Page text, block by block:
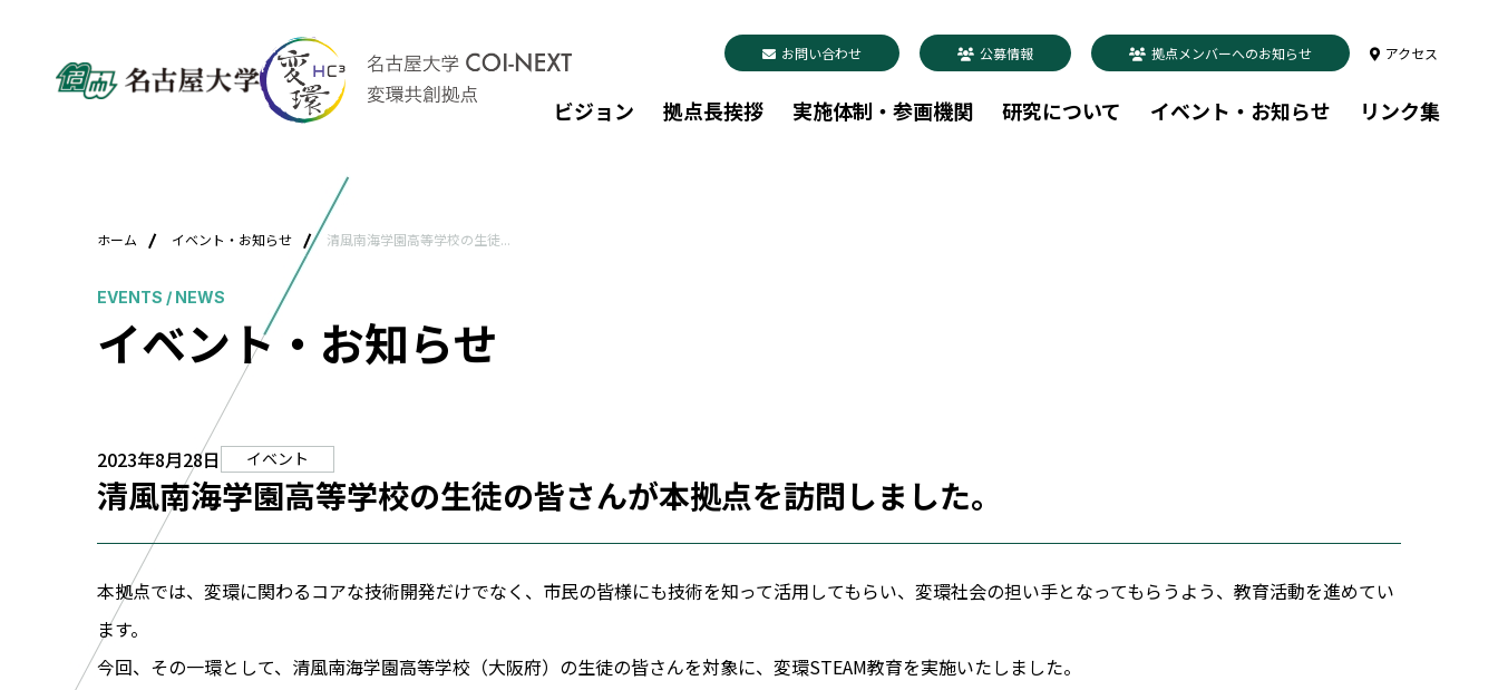
お問い合わせ 公募情報 拠点メンバーへのお知らせ アクセス
ビジョン 拠点長挨拶 実施体制・参画機関 研究について イベント・お知らせ リンク集
ホーム イベント・お知らせ 清風南海学園高等学校の生徒...
EVENTS / NEWS
イベント・お知らせ
2023年8月28日 イベント
清風南海学園高等学校の生徒の皆さんが本拠点を訪問しました。
本拠点では、変環に関わるコアな技術開発だけでなく、市民の皆様にも技術を知って活用してもらい、変環社会の担い手となってもらうよう、教育活動を進めてい
ます。
今回、その一環として、清風南海学園高等学校（大阪府）の生徒の皆さんを対象に、変環STEAM教育を実施いたしました。